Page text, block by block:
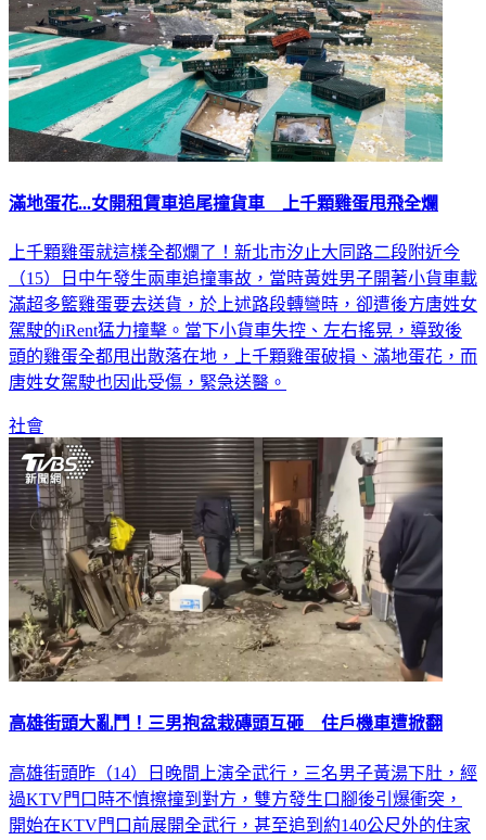
滿地蛋花...女開租賃車追尾撞貨車 上千顆雞蛋甩飛全爛
上千顆雞蛋就這樣全都爛了！新北市汐止大同路二段附近今
（15）日中午發生兩車追撞事故，當時黃姓男子開著小貨車載
滿超多籃雞蛋要去送貨，於上述路段轉彎時，卻遭後方唐姓女
駕駛的iRent猛力撞擊。當下小貨車失控、左右搖晃，導致後
頭的雞蛋全都甩出散落在地，上千顆雞蛋破損、滿地蛋花，而
唐姓女駕駛也因此受傷，緊急送醫。
社會
高雄街頭大亂鬥！三男抱盆栽磚頭互砸 住戶機車遭掀翻
高雄街頭昨（14）日晚間上演全武行，三名男子黃湯下肚，經
過KTV門口時不慎擦撞到對方，雙方發生口腳後引爆衝突，
開始在KTV門口前展開全武行，甚至追到約140公尺外的住家